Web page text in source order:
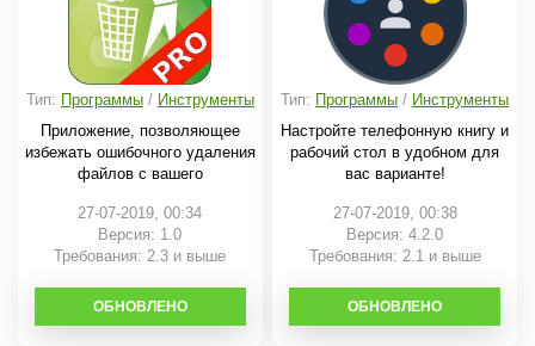
Тип: Программы/ Инструменты
Приложение, позволяющее
избежать ошибочного удаления
файлов с вашего
27-07-2019, 00:34
Версия: 1.0
Требования: 2.3 и выше
СКАЧАТЬ
ОБНОВЛЕНО
Тип: Программы / Инструменты
Настройте телефонную книгу и
рабочий стол в удобном для
вас варианте!
27-07-2019, 00:38
Версия: 4.2.0
Требования: 2.1 и выше
СКАЧАТЬ
ОБНОВЛЕНО